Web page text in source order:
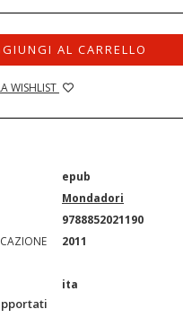
AL CARRELLO
WISHLIST
epub
Mondadori
9788852021190
2011
ita